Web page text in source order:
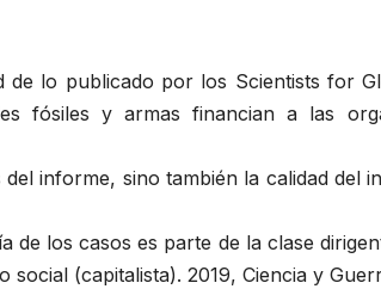
lo publicado por los Scientists for
fósiles y armas financian a las
informe, sino también la calidad del
de los casos es parte de la clase
(capitalista). 2019, Ciencia y